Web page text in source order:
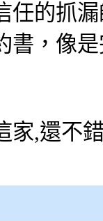
任的抓漏
書，像
家,還不